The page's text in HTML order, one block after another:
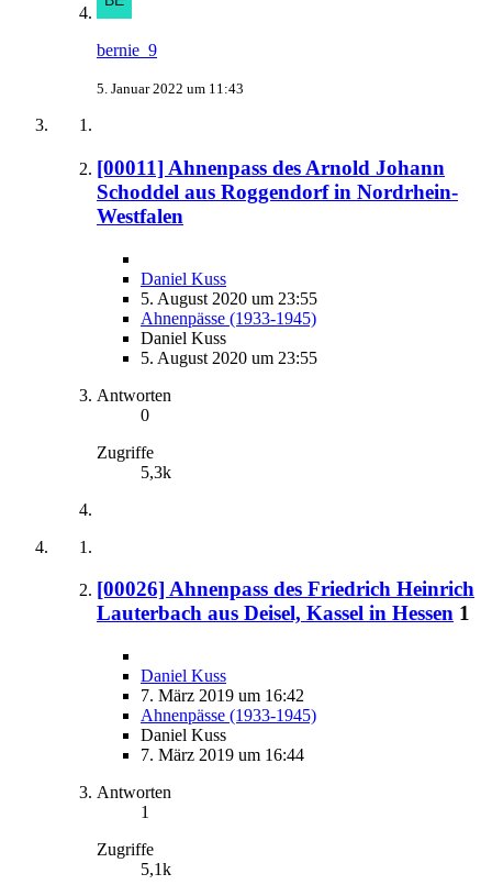
bernie_9
5. Januar 2022 um 11:43
[00011] Ahnenpass des Arnold Johann
Schoddel aus Roggendorf in Nordrhein-
Westfalen
Daniel Kuss
5. August 2020 um 23:55
Ahnenpässe (1933-1945)
Daniel Kuss
5. August 2020 um 23:55
Antworten
0
Zugriffe
5,3k
[00026] Ahnenpass des Friedrich Heinrich
Lauterbach aus Deisel, Kassel in Hessen 1
Daniel Kuss
7. März 2019 um 16:42
Ahnenpässe (1933-1945)
Daniel Kuss
7. März 2019 um 16:44
Antworten
1
Zugriffe
5,1k